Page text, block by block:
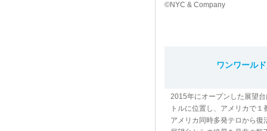
©NYC & Company
ワンワール
2015年にオープンした展望
トルに位置し、アメリカで
アメリカ同時多発テロから復